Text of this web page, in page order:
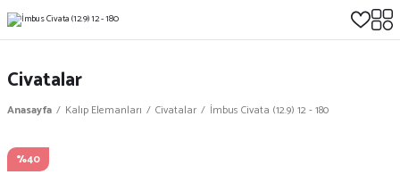
Civatalar
Anasayfa Kalıp Elemanları Civatalar İmbus Civata (12.9) 12 - 180
%40